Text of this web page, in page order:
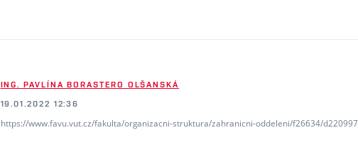
ING. PAVLÍNA BORASTERO OLŠANSKÁ
19.01.2022 12:36
https://www.favu.vut.cz/fakulta/organizacni-struktura/zahranicni-oddeleni/f26634/d220997